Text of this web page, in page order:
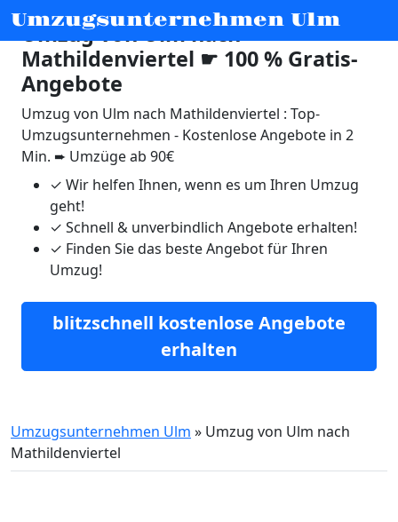
Umzugsunternehmen Ulm
Umzug von Ulm nach
Mathildenviertel ☛ 100 % Gratis-
Angebote
Umzug von Ulm nach Mathildenviertel : Top-
Umzugsunternehmen - Kostenlose Angebote in 2
Min. ➨ Umzüge ab 90€
✓ Wir helfen Ihnen, wenn es um Ihren Umzug
geht!
✓ Schnell & unverbindlich Angebote erhalten!
✓ Finden Sie das beste Angebot für Ihren
Umzug!
blitzschnell kostenlose Angebote
erhalten
Umzugsunternehmen Ulm » Umzug von Ulm nach
Mathildenviertel